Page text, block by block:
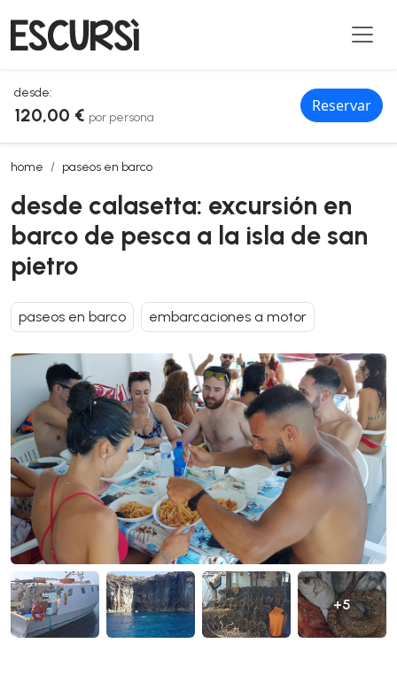
desde:
120,00 € por persona
Reservar
home paseos en barco
desde calasetta: excursión en barco de pesca a la isla de san pietro
desde calasetta: excursión en
barco de pesca a la isla de san
pietro
paseos en barco embarcaciones a motor
+5